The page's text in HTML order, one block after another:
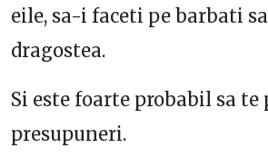
eile, sa-i faceti pe barbati
dragostea.
Si este foarte probabil sa
presupuneri.